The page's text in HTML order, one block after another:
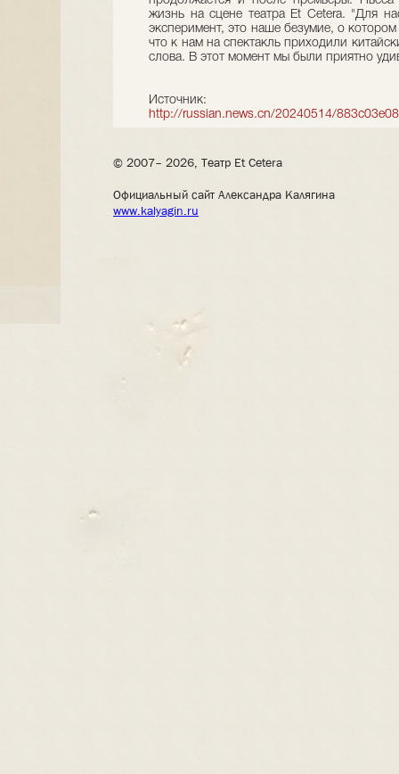
жизнь на сцене театра Et Cetera. "Для
эксперимент, это наше безумие, о
что к нам на спектакль приходили
слова. В этот момент мы были приятно
Источник:
http://russian.news.cn/20240514/
© 2007– 2026, Театр Et Cetera
Официальный сайт Александра Калягина
www.kalyagin.ru